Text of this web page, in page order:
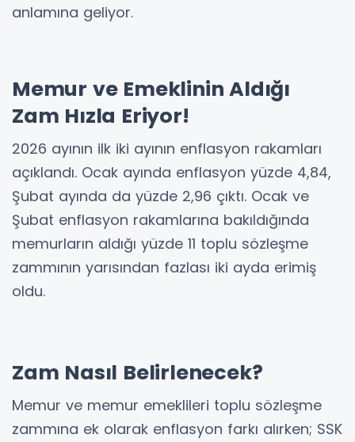
anlamına geliyor.
Memur ve Emeklinin Aldığı
Zam Hızla Eriyor!
2026 ayının ilk iki ayının enflasyon rakamları
açıklandı. Ocak ayında enflasyon yüzde 4,84,
Şubat ayında da yüzde 2,96 çıktı. Ocak ve
Şubat enflasyon rakamlarına bakıldığında
memurların aldığı yüzde 11 toplu sözleşme
zammının yarısından fazlası iki ayda erimiş
oldu.
Zam Nasıl Belirlenecek?
Memur ve memur emeklileri toplu sözleşme
zammına ek olarak enflasyon farkı alırken; SSK